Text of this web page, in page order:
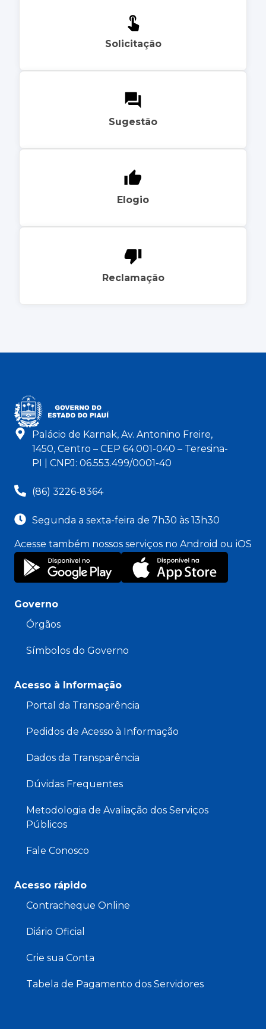
Solicitação
Sugestão
Elogio
Reclamação
Palácio de Karnak, Av. Antonino Freire,
1450, Centro – CEP 64.001-040 – Teresina-
PI | CNPJ: 06.553.499/0001-40
(86) 3226-8364
Segunda a sexta-feira de 7h30 às 13h30
Acesse também nossos serviços no Android ou iOS
Governo
Órgãos
Símbolos do Governo
Acesso à Informação
Portal da Transparência
Pedidos de Acesso à Informação
Dados da Transparência
Dúvidas Frequentes
Metodologia de Avaliação dos Serviços
Públicos
Fale Conosco
Acesso rápido
Contracheque Online
Diário Oficial
Crie sua Conta
Tabela de Pagamento dos Servidores